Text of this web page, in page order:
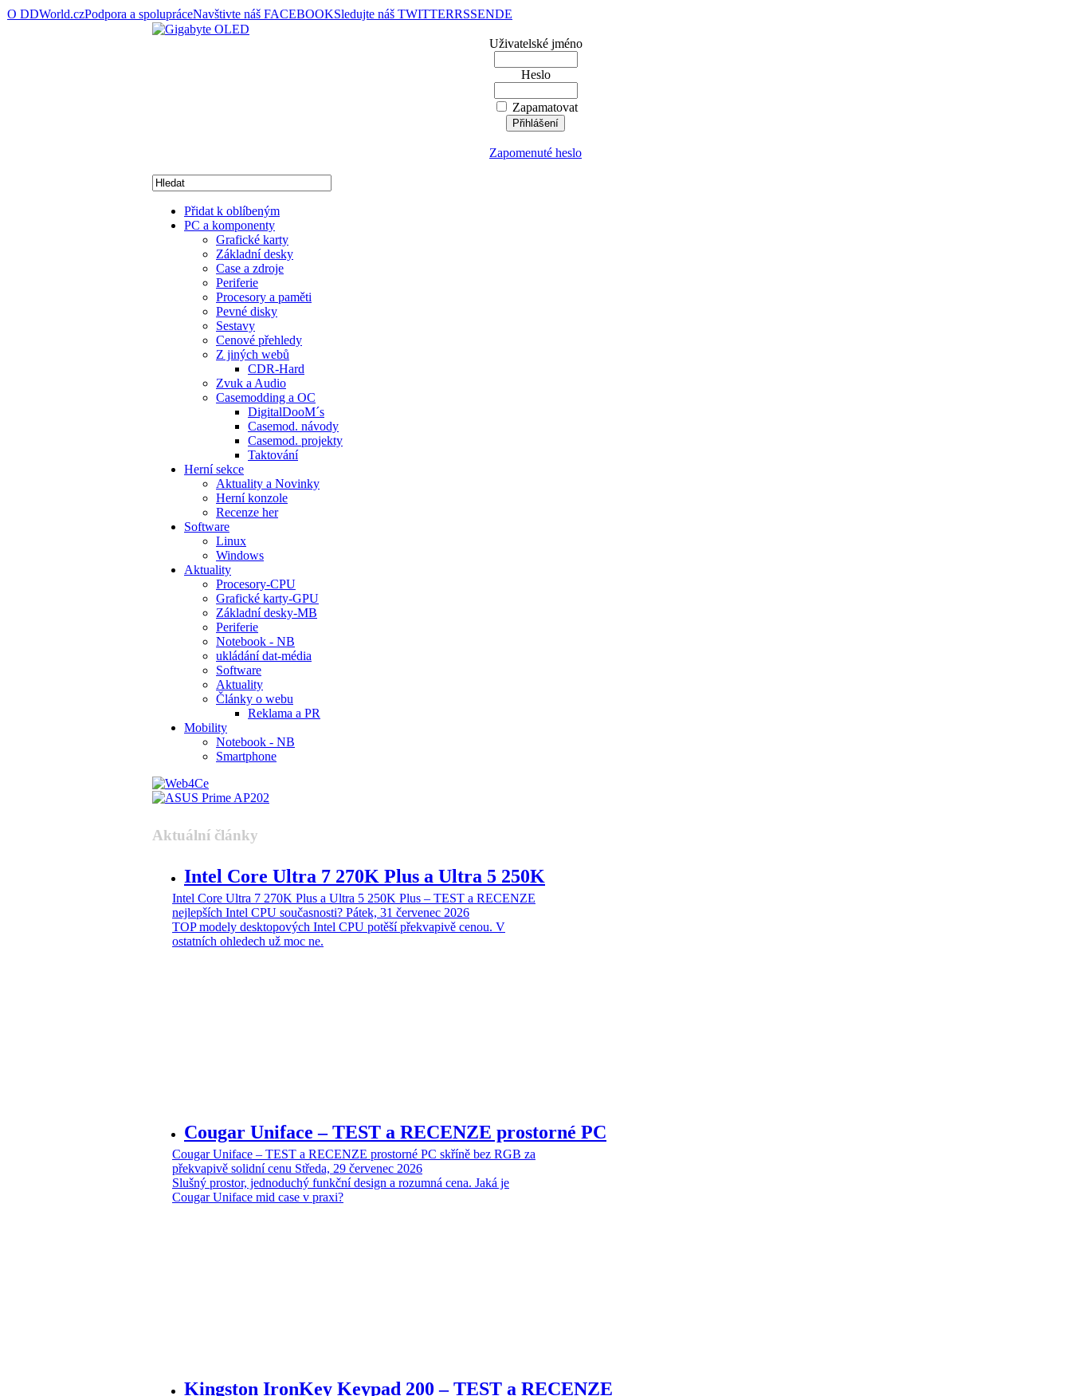
O DDWorld.czPodpora a spolupráceNavštivte náš FACEBOOKSledujte náš TWITTERRSSENDE
Uživatelské jméno
Heslo
Zapamatovat
Zapomenuté heslo
Přidat k oblíbeným
PC a komponenty
Grafické karty
Základní desky
Case a zdroje
Periferie
Procesory a paměti
Pevné disky
Sestavy
Cenové přehledy
Z jiných webů
CDR-Hard
Zvuk a Audio
Casemodding a OC
DigitalDooM´s
Casemod. návody
Casemod. projekty
Taktování
Herní sekce
Aktuality a Novinky
Herní konzole
Recenze her
Software
Linux
Windows
Aktuality
Procesory-CPU
Grafické karty-GPU
Základní desky-MB
Periferie
Notebook - NB
ukládání dat-média
Software
Aktuality
Články o webu
Reklama a PR
Mobility
Notebook - NB
Smartphone
Aktuální články
Intel Core Ultra 7 270K Plus a Ultra 5 250K
Intel Core Ultra 7 270K Plus a Ultra 5 250K Plus – TEST a RECENZE
nejlepších Intel CPU současnosti? Pátek, 31 červenec 2026
TOP modely desktopových Intel CPU potěší překvapivě cenou. V
ostatních ohledech už moc ne.
Cougar Uniface – TEST a RECENZE prostorné PC
Cougar Uniface – TEST a RECENZE prostorné PC skříně bez RGB za
překvapivě solidní cenu Středa, 29 červenec 2026
Slušný prostor, jednoduchý funkční design a rozumná cena. Jaká je
Cougar Uniface mid case v praxi?
Kingston IronKey Keypad 200 – TEST a RECENZE